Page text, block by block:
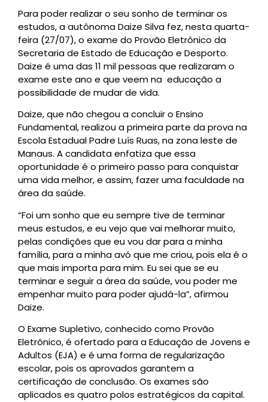
Para poder realizar o seu sonho de terminar os
estudos, a autônoma Daize Silva fez, nesta quarta-
feira (27/07), o exame do Provão Eletrônico da
Secretaria de Estado de Educação e Desporto.
Daize é uma das 11 mil pessoas que realizaram o
exame este ano e que veem na educação a
possibilidade de mudar de vida.
Daize, que não chegou a concluir o Ensino
Fundamental, realizou a primeira parte da prova na
Escola Estadual Padre Luís Ruas, na zona leste de
Manaus. A candidata enfatiza que essa
oportunidade é o primeiro passo para conquistar
uma vida melhor, e assim, fazer uma faculdade na
área da saúde.
“Foi um sonho que eu sempre tive de terminar
meus estudos, e eu vejo que vai melhorar muito,
pelas condições que eu vou dar para a minha
família, para a minha avó que me criou, pois ela é o
que mais importa para mim. Eu sei que se eu
terminar e seguir a área da saúde, vou poder me
empenhar muito para poder ajudá-la”, afirmou
Daize.
O Exame Supletivo, conhecido como Provão
Eletrônico, é ofertado para a Educação de Jovens e
Adultos (EJA) e é uma forma de regularização
escolar, pois os aprovados garantem a
certificação de conclusão. Os exames são
aplicados es quatro polos estratégicos da capital.